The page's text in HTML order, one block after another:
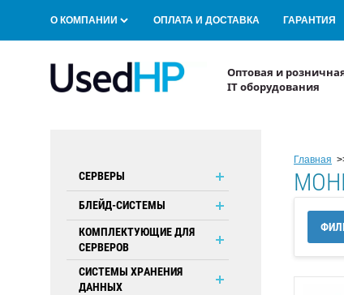
О КОМПАНИИ ОПЛАТА И ДОСТАВКА ГАРАНТИЯ
Оптовая и
IT оборудования
СЕРВЕРЫ
БЛЕЙД-СИСТЕМЫ
КОМПЛЕКТУЮЩИЕ ДЛЯ
СЕРВЕРОВ
СИСТЕМЫ ХРАНЕНИЯ
ДАННЫХ
Главная